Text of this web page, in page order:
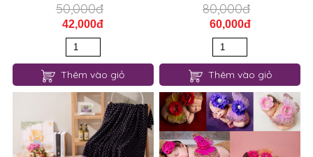
50,000đ
42,000đ
Thêm vào giỏ
80,000đ
60,000đ
Thêm vào giỏ